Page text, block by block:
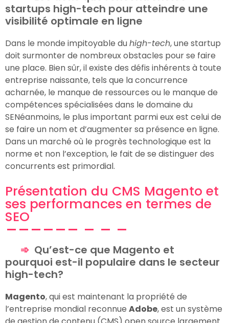
startups high-tech pour atteindre une
visibilité optimale en ligne
Dans le monde impitoyable duhigh-tech, une startup
doit surmonter de nombreux obstacles pour se faire
une place. Bien sûr, il existe des défis inhérents à toute
entreprise naissante, tels que la concurrence
acharnée, le manque de ressources ou le manque de
compétences spécialisées dans le domaine du
SENéanmoins, le plus important parmi eux est celui de
se faire un nom et d’augmenter sa présence en ligne.
Dans un marché où le progrès technologique est la
norme et non l’exception, le fait de se distinguer des
concurrents est primordial.
Présentation du CMS Magento et
ses performances en termes de
SEO
Qu’est-ce que Magento et
pourquoi est-il populaire dans le secteur
high-tech?
Magento, qui est maintenant la propriété de
l’entreprise mondial reconnue Adobe, est un système